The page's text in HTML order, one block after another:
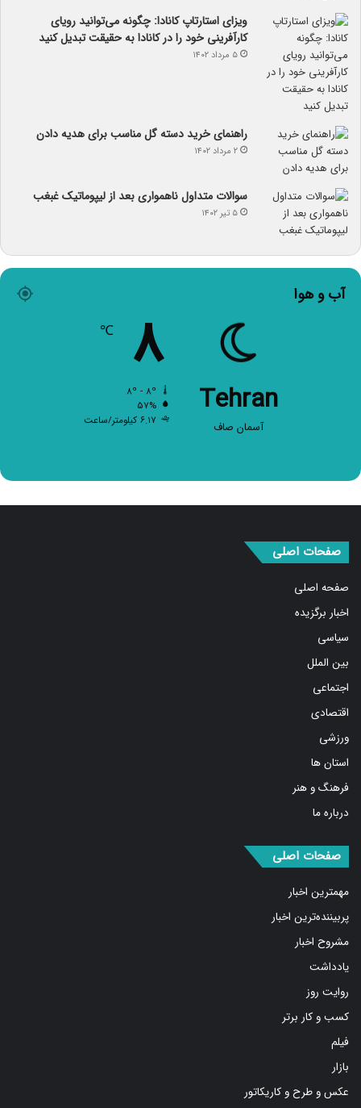
ویزای استارتاپ کانادا: چگونه می‌توانید رویای
کارآفرینی خود را در کانادا به حقیقت تبدیل کنید
۵ مرداد ۱۴۰۲
راهنمای خرید دسته گل مناسب برای هدیه دادن
۲ مرداد ۱۴۰۲
سوالات متداول ناهمواری بعد از لیپوماتیک غبغب
۵ تیر ۱۴۰۲
آب و هوا
Tehran
آسمان صاف
۸ ℃
۵۷%
۶.۱۷ کیلومتر/ساعت
صفحات اصلی
صفحه اصلی
اخبار برگزیده
سیاسی
بین الملل
اجتماعی
اقتصادی
ورزشی
استان ها
فرهنگ و هنر
درباره ما
صفحات اصلی
مهمترین اخبار
پربیننده‌ترین اخبار
مشروح اخبار
یادداشت
روایت روز
کسب و کار برتر
فیلم
بازار
عکس و طرح و کاریکاتور